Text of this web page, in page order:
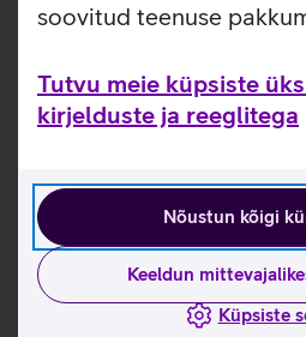
soovitud teenuse
Tutvu meie küpsiste
kirjelduste ja reeglitega
Nõustun kõigi
Keeldun
Küpsiste
Kuidas ma tean,
seade toetab
Mis vahe on
MultiSIMil?
Kui mul on
ja tahan seadet